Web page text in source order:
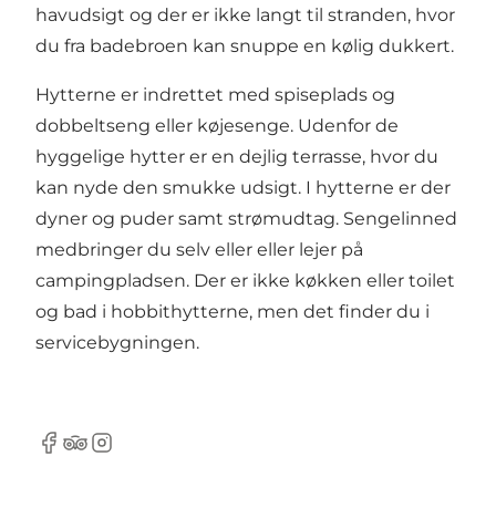
havudsigt og der er ikke langt til stranden, hvor
du fra badebroen kan snuppe en kølig dukkert.
Hytterne er indrettet med spiseplads og
dobbeltseng eller køjesenge. Udenfor de
hyggelige hytter er en dejlig terrasse, hvor du
kan nyde den smukke udsigt. I hytterne er der
dyner og puder samt strømudtag. Sengelinned
medbringer du selv eller eller lejer på
campingpladsen. Der er ikke køkken eller toilet
og bad i hobbithytterne, men det finder du i
servicebygningen.
Facebook
Tripadvisor
Instagram